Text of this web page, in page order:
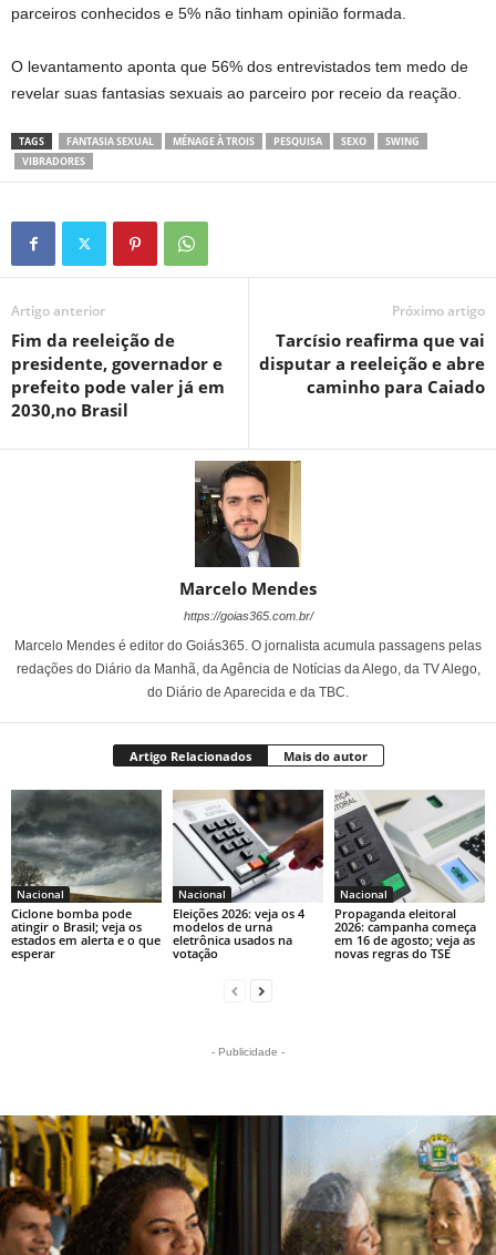
parceiros conhecidos e 5% não tinham opinião formada.
O levantamento aponta que 56% dos entrevistados tem medo de
revelar suas fantasias sexuais ao parceiro por receio da reação.
TAGS FANTASIA SEXUAL MÉNAGE À TROIS PESQUISA SEXO
SWING
VIBRADORES
Artigo anterior
Fim da reeleição de
presidente, governador e
prefeito pode valer já em
2030,no Brasil
Próximo artigo
Tarcísio reafirma que vai
disputar a reeleição e abre
caminho para Caiado
Marcelo Mendes
https://goias365.com.br/
Marcelo Mendes é editor do Goiás365. O jornalista acumula passagens pelas
redações do Diário da Manhã, da Agência de Notícias da Alego, da TV Alego,
do Diário de Aparecida e da TBC.
Artigo Relacionados Mais do autor
Nacional
Ciclone bomba pode
atingir o Brasil; veja os
estados em alerta e o que
esperar
Nacional
Eleições 2026: veja os 4
modelos de urna
eletrônica usados na
votação
Nacional
Propaganda eleitoral
2026: campanha começa
em 16 de agosto; veja as
novas regras do TSE
- Publicidade -